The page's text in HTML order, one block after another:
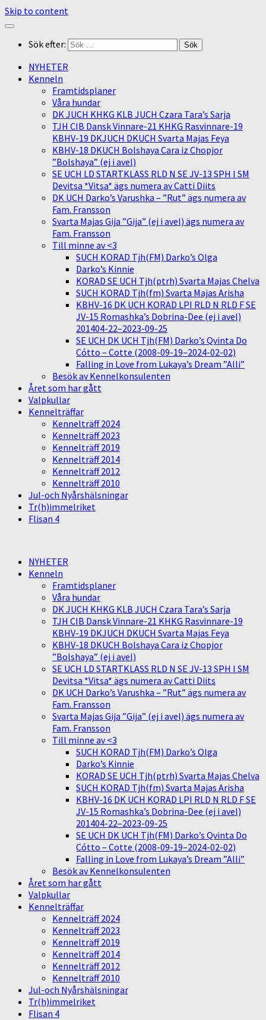
Skip to content
Sök efter:
NYHETER
Kenneln
Framtidsplaner
Våra hundar
DK JUCH KHKG KLB JUCH Czara Tara’s Sarja
TJH CIB Dansk Vinnare-21 KHKG Rasvinnare-19
KBHV-19 DKJUCH DKUCH Svarta Majas Feya
KBHV-18 DKUCH Bolshaya Cara iz Chopjor
”Bolshaya” (ej i avel)
SE UCH LD STARTKLASS RLD N SE JV-13 SPH I SM
Devitsa *Vitsa* ägs numera av Catti Diits
DK UCH Darko’s Varushka – ”Rut” ägs numera av
Fam. Fransson
Svarta Majas Gija ”Gija” (ej i avel) ägs numera av
Fam. Fransson
Till minne av <3
SUCH KORAD Tjh(FM) Darko’s Olga
Darko’s Kinnie
KORAD SE UCH Tjh(ptrh) Svarta Majas Chelva
SUCH KORAD Tjh(fm) Svarta Majas Arisha
KBHV-16 DK UCH KORAD LPI RLD N RLD F SE
JV-15 Romashka’s Dobrina-Dee (ej i avel)
201404-22–2023-09-25
SE UCH DK UCH Tjh(FM) Darko’s Qvinta Do
Cótto – Cotte (2008-09-19–2024-02-02)
Falling in Love from Lukaya’s Dream ”Alli”
Besök av Kennelkonsulenten
Året som har gått
Valpkullar
Kennelträffar
Kennelträff 2024
Kennelträff 2023
Kennelträff 2019
Kennelträff 2014
Kennelträff 2012
Kennelträff 2010
Jul-och Nyårshälsningar
Tr(h)immelriket
Flisan 4
NYHETER
Kenneln
Framtidsplaner
Våra hundar
DK JUCH KHKG KLB JUCH Czara Tara’s Sarja
TJH CIB Dansk Vinnare-21 KHKG Rasvinnare-19
KBHV-19 DKJUCH DKUCH Svarta Majas Feya
KBHV-18 DKUCH Bolshaya Cara iz Chopjor
”Bolshaya” (ej i avel)
SE UCH LD STARTKLASS RLD N SE JV-13 SPH I SM
Devitsa *Vitsa* ägs numera av Catti Diits
DK UCH Darko’s Varushka – ”Rut” ägs numera av
Fam. Fransson
Svarta Majas Gija ”Gija” (ej i avel) ägs numera av
Fam. Fransson
Till minne av <3
SUCH KORAD Tjh(FM) Darko’s Olga
Darko’s Kinnie
KORAD SE UCH Tjh(ptrh) Svarta Majas Chelva
SUCH KORAD Tjh(fm) Svarta Majas Arisha
KBHV-16 DK UCH KORAD LPI RLD N RLD F SE
JV-15 Romashka’s Dobrina-Dee (ej i avel)
201404-22–2023-09-25
SE UCH DK UCH Tjh(FM) Darko’s Qvinta Do
Cótto – Cotte (2008-09-19–2024-02-02)
Falling in Love from Lukaya’s Dream ”Alli”
Besök av Kennelkonsulenten
Året som har gått
Valpkullar
Kennelträffar
Kennelträff 2024
Kennelträff 2023
Kennelträff 2019
Kennelträff 2014
Kennelträff 2012
Kennelträff 2010
Jul-och Nyårshälsningar
Tr(h)immelriket
Flisan 4